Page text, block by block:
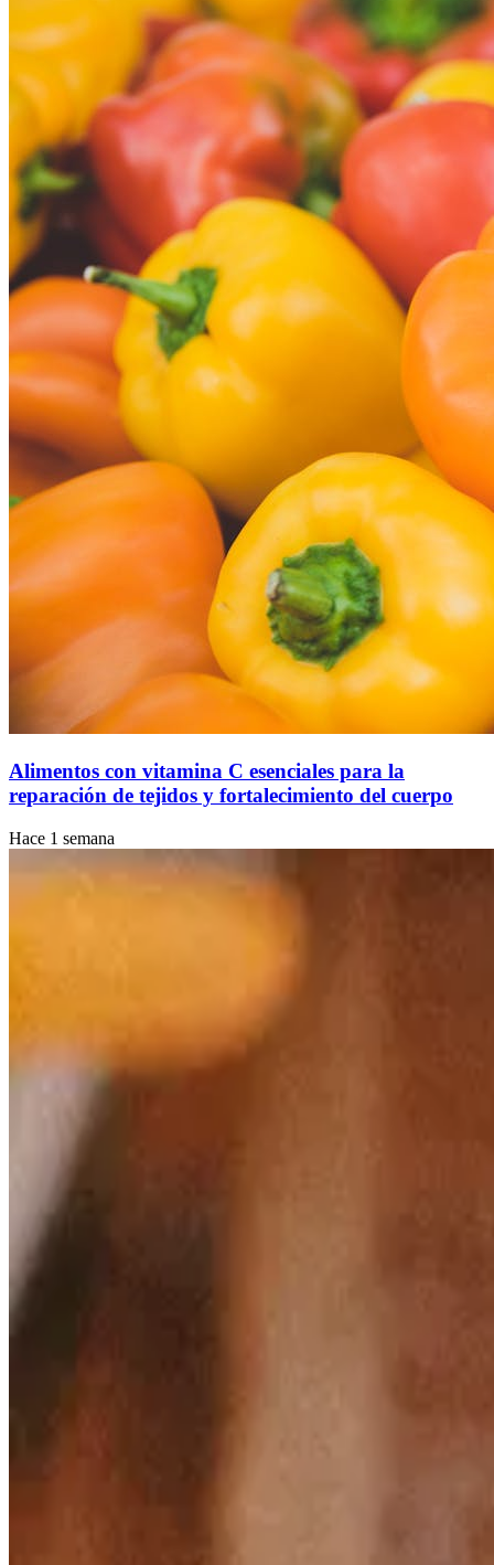
Alimentos con vitamina C esenciales para la
reparación de tejidos y fortalecimiento del cuerpo
Hace 1 semana